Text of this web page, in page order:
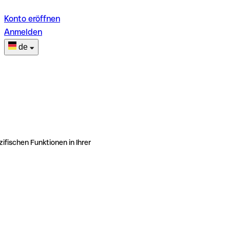
Konto eröffnen
Anmelden
de
Funktionen in Ihrer